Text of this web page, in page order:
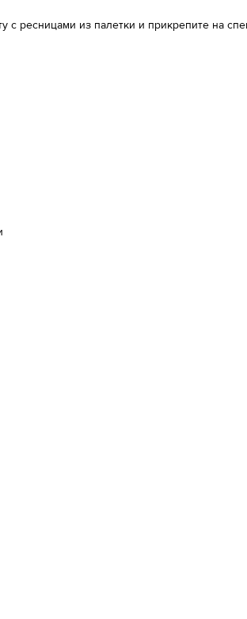
с ресницами из палетки и прикрепите на